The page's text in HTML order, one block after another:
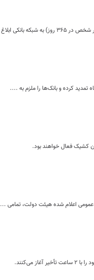
ابلاغ شد.
عمومی اعلام شده هیئت دولت، تمامی ...